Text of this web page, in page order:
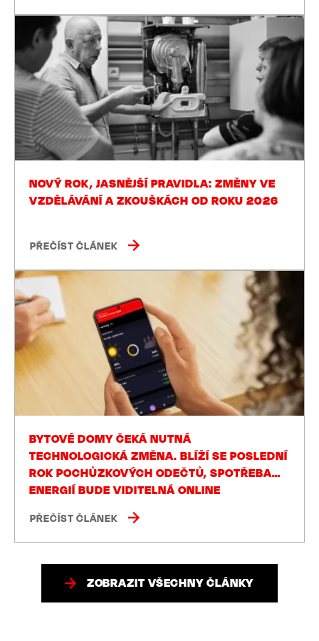
NOVÝ ROK, JASNĚJŠÍ PRAVIDLA: ZMĚNY VE
VZDĚLÁVÁNÍ A ZKOUŠKÁCH OD ROKU 2026
PŘEČÍST ČLÁNEK
BYTOVÉ DOMY ČEKÁ NUTNÁ
TECHNOLOGICKÁ ZMĚNA. BLÍŽÍ SE POSLEDNÍ
ROK POCHŮZKOVÝCH ODEČTŮ, SPOTŘEBA
ENERGIÍ BUDE VIDITELNÁ ONLINE
PŘEČÍST ČLÁNEK
ZOBRAZIT VŠECHNY ČLÁNKY